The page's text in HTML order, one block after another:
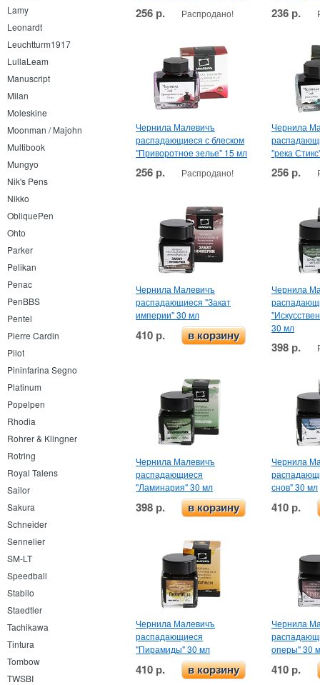
Lamy
Leonardt
Leuchtturm1917
LullaLeam
Manuscript
Milan
Moleskine
Moonman / Majohn
Multibook
Mungyo
Nik's Pens
Nikko
ObliquePen
Ohto
Parker
Pelikan
Penac
PenBBS
Pentel
Pierre Cardin
Pilot
Pininfarina Segno
Platinum
Popelpen
Rhodia
Rohrer & Klingner
Rotring
Royal Talens
Sailor
Sakura
Schneider
Sennelier
SM-LT
Speedball
Stabilo
Staedtler
Tachikawa
Tintura
Tombow
TWSBI
256 р. Распродано! 236 р.
Чернила Малевичъ
распадающиеся с блеском
"Приворотное зелье" 15 мл
256 р. Распродано!
Чернила
"река
256 р.
Чернила Малевичъ
распадающиеся "Закат
империи" 30 мл
410 р. в корзину
Чернила
30 мл
398 р.
Чернила Малевичъ
распадающиеся
"Ламинария" 30 мл
398 р. в корзину
Чернила
снов" 30 мл
410 р.
Чернила Малевичъ
распадающиеся
"Пирамиды" 30 мл
410 р. в корзину
Чернила
оперы" 30
410 р.